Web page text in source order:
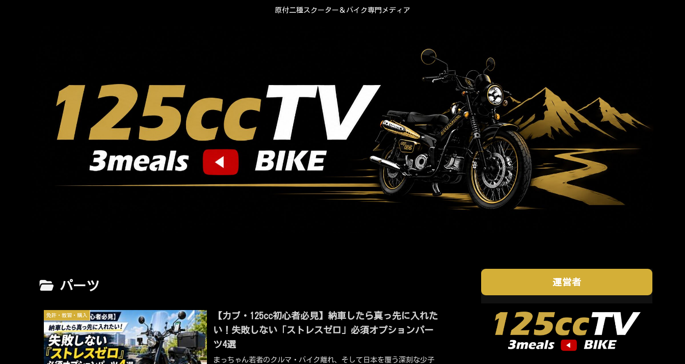
原付二種スクーター＆バイク専門メディア
パーツ
免許・教習・購入
【カブ・125cc初心者必見】納車したら真っ先に入れた
い！失敗しない「ストレスゼロ」必須オプションパー
ツ4選
まっちゃん若者のクルマ・バイク離れ、そして日本を覆う深刻な少子
運営者